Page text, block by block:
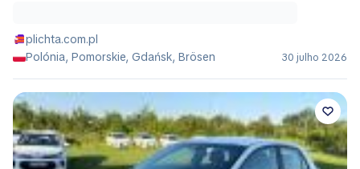
plichta.com.pl
Polónia, Pomorskie, Gdańsk, Brösen
30 julho 2026